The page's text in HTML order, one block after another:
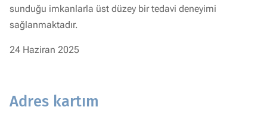
sunduğu imkanlarla üst düzey bir tedavi deneyimi
sağlanmaktadır.
24 Haziran 2025
Adres kartım